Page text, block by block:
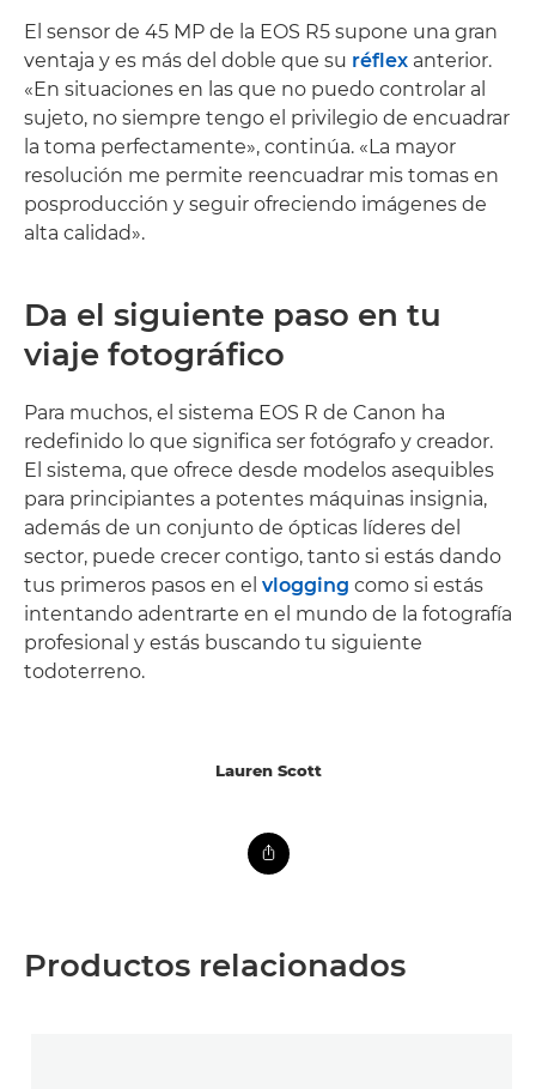
El sensor de 45 MP de la EOS R5 supone una gran
ventaja y es más del doble que su réflex anterior.
«En situaciones en las que no puedo controlar al
sujeto, no siempre tengo el privilegio de encuadrar
la toma perfectamente», continúa. «La mayor
resolución me permite reencuadrar mis tomas en
posproducción y seguir ofreciendo imágenes de
alta calidad».
Da el siguiente paso en tu
viaje fotográfico
Para muchos, el sistema EOS R de Canon ha
redefinido lo que significa ser fotógrafo y creador.
El sistema, que ofrece desde modelos asequibles
para principiantes a potentes máquinas insignia,
además de un conjunto de ópticas líderes del
sector, puede crecer contigo, tanto si estás dando
tus primeros pasos en el vlogging como si estás
intentando adentrarte en el mundo de la fotografía
profesional y estás buscando tu siguiente
todoterreno.
Lauren Scott
Productos relacionados